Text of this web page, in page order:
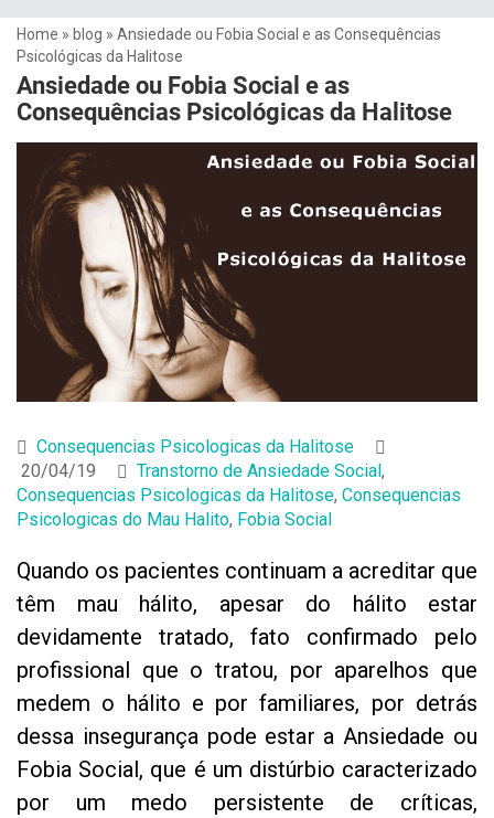
Home » blog » Ansiedade ou Fobia Social e as Consequências
Psicológicas da Halitose
Ansiedade ou Fobia Social e as
Consequências Psicológicas da Halitose
Consequencias Psicologicas da Halitose
20/04/19
Transtorno de Ansiedade Social ,
Consequencias Psicologicas da Halitose, Consequencias
Psicologicas do Mau Halito, Fobia Social
Quando os pacientes continuam a acreditar que
têm mau hálito, apesar do hálito estar
devidamente tratado, fato confirmado pelo
profissional que o tratou, por aparelhos que
medem o hálito e por familiares, por detrás
dessa insegurança pode estar a Ansiedade ou
Fobia Social, que é um distúrbio caracterizado
por um medo persistente de críticas,